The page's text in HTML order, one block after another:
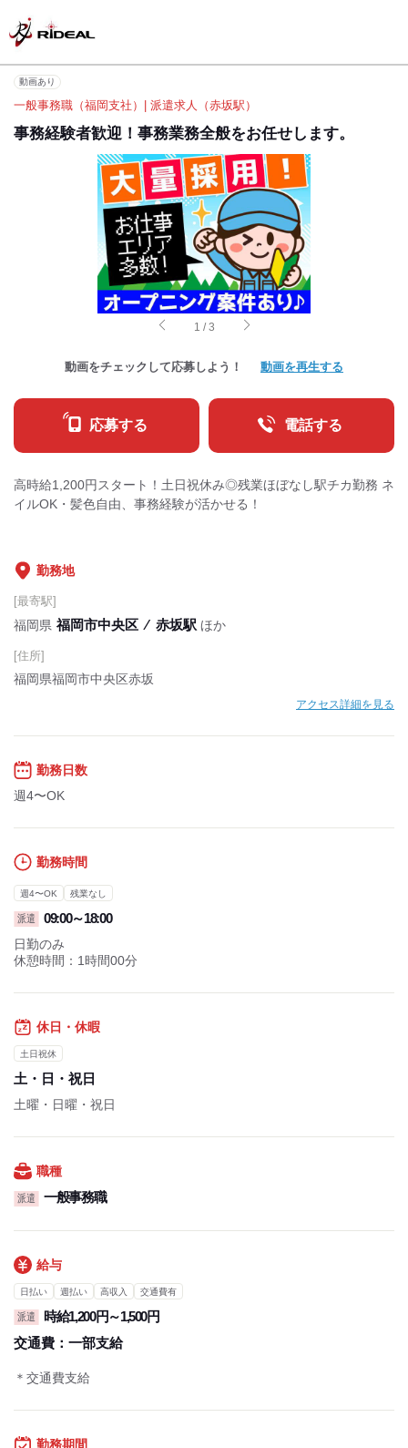
動画あり
一般事務職（福岡支社）| 派遣求人（赤坂駅）
事務経験者歓迎！事務業務全般をお任せします。
1 /3
動画をチェックして応募しよう！ 動画を再生する
応募する 電話する
高時給1,200円スタート！土日祝休み◎残業ほぼなし駅チカ勤務 ネ
イルOK・髪色自由、事務経験が活かせる！
勤務地
[最寄駅]
福岡県 福岡市中央区 ⁄ 赤坂駅 ほか
[住所]
福岡県福岡市中央区赤坂
アクセス詳細を見る
勤務日数
週4〜OK
勤務時間
週4〜OK 残業なし
派遣 09:00～18:00
日勤のみ
休憩時間：1時間00分
休日・休暇
土日祝休
土・日・祝日
土曜・日曜・祝日
職種
派遣 一般事務職
給与
日払い 週払い 高収入 交通費有
派遣
時給1,200円～1,500円
交通費： 一部支給
＊交通費支給
勤務期間